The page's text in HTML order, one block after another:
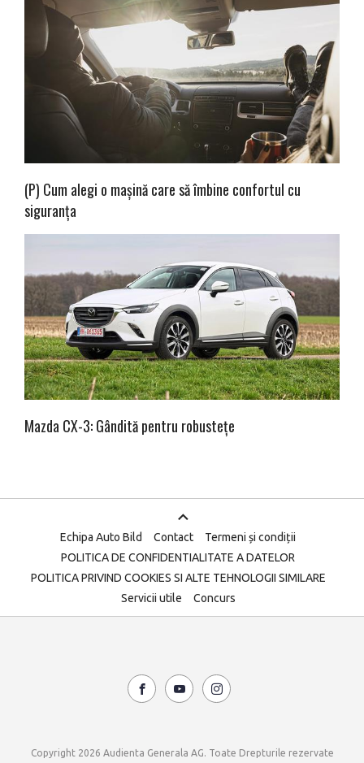
(P) Cum alegi o mașină care să îmbine confortul cu
siguranța
Mazda CX-3: Gândită pentru robustețe
Echipa Auto Bild Contact
Termeni și condiții
POLITICA DE CONFIDENTIALITATE A DATELOR
POLITICA PRIVIND COOKIES SI ALTE TEHNOLOGII SIMILARE
Servicii utile
Concurs
Copyright 2026 Audienta Generala AG. Toate Drepturile rezervate